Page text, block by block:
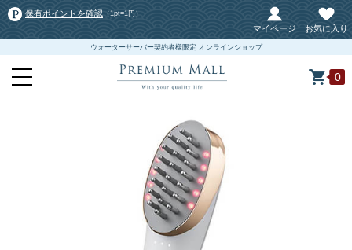
保有ポイントを確認 （1pt=1円）
マイページ お気に入り
ウォーターサーバー契約者様限定 オンラインショップ
0